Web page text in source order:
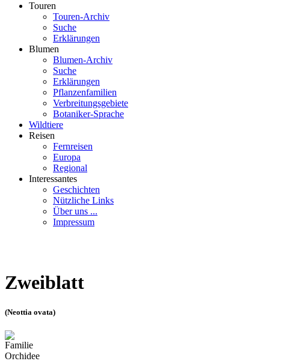
Touren
Touren-Archiv
Suche
Erklärungen
Blumen
Blumen-Archiv
Suche
Erklärungen
Pflanzenfamilien
Verbreitungsgebiete
Botaniker-Sprache
Wildtiere
Reisen
Fernreisen
Europa
Regional
Interessantes
Geschichten
Nützliche Links
Über uns ...
Impressum
Zweiblatt
(Neottia ovata)
Familie
Orchidee